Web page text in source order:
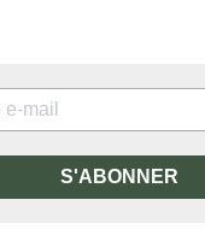
S'ABONNER